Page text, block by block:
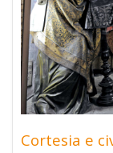
Cortesia e